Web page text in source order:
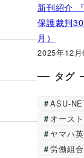
新刊紹介
保護裁判
月）
2025年12月
タグ
ASU-
オース
ヤマハ
労働組合